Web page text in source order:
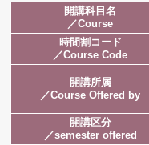
開講科目名
／Course
時間割コード
／Course Code
開講所属
／Course Offered by
開講区分
／semester offered